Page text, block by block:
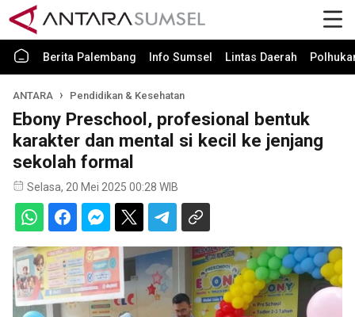
Berita Palembang Info Sumsel Lintas Daerah
ANTARA Pendidikan & Kesehatan
Ebony Preschool, profesional bentuk
karakter dan mental si kecil ke jenjang
sekolah formal
Selasa, 20 Mei 2025 00:28 WIB